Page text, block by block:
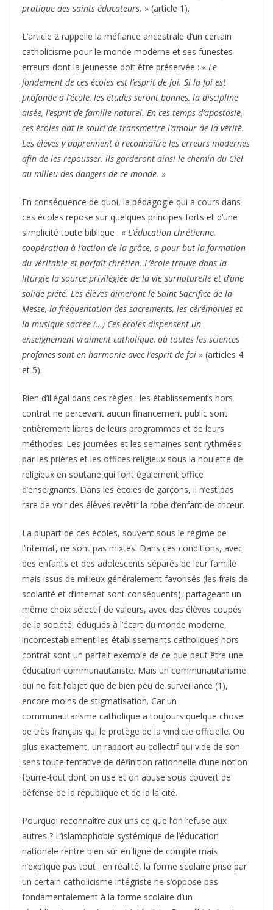
pratique des saints éducateurs. » (article 1).
L’article 2 rappelle la méfiance ancestrale d’un certain
catholicisme pour le monde moderne et ses funestes
erreurs dont la jeunesse doit être préservée : « Le
fondement de ces écoles est l’esprit de foi. Si la foi est
profonde à l’école, les études seront bonnes, la discipline
aisée, l’esprit de famille naturel. En ces temps d’apostasie,
ces écoles ont le souci de transmettre l’amour de la vérité.
Les élèves y apprennent à reconnaître les erreurs modernes
afin de les repousser, ils garderont ainsi le chemin du Ciel
au milieu des dangers de ce monde. »
En conséquence de quoi, la pédagogie qui a cours dans
ces écoles repose sur quelques principes forts et d’une
simplicité toute biblique : « L’éducation chrétienne,
coopération à l’action de la grâce, a pour but la formation
du véritable et parfait chrétien. L’école trouve dans la
liturgie la source privilégiée de la vie surnaturelle et d’une
solide piété. Les élèves aimeront le Saint Sacrifice de la
Messe, la fréquentation des sacrements, les cérémonies et
la musique sacrée (…) Ces écoles dispensent un
enseignement vraiment catholique, où toutes les sciences
profanes sont en harmonie avec l’esprit de foi » (articles 4
et 5).
Rien d’illégal dans ces règles : les établissements hors
contrat ne percevant aucun financement public sont
entièrement libres de leurs programmes et de leurs
méthodes. Les journées et les semaines sont rythmées
par les prières et les offices religieux sous la houlette de
religieux en soutane qui font également office
d’enseignants. Dans les écoles de garçons, il n’est pas
rare de voir des élèves revêtir la robe d’enfant de chœur.
La plupart de ces écoles, souvent sous le régime de
l’internat, ne sont pas mixtes. Dans ces conditions, avec
des enfants et des adolescents séparés de leur famille
mais issus de milieux généralement favorisés (les frais de
scolarité et d’internat sont conséquents), partageant un
même choix sélectif de valeurs, avec des élèves coupés
de la société, éduqués à l’écart du monde moderne,
incontestablement les établissements catholiques hors
contrat sont un parfait exemple de ce que peut être une
éducation communautariste. Mais un communautarisme
qui ne fait l’objet que de bien peu de surveillance (1),
encore moins de stigmatisation. Car un
communautarisme catholique a toujours quelque chose
de très français qui le protège de la vindicte officielle. Ou
plus exactement, un rapport au collectif qui vide de son
sens toute tentative de définition rationnelle d’une notion
fourre-tout dont on use et on abuse sous couvert de
défense de la république et de la laïcité.
Pourquoi reconnaître aux uns ce que l’on refuse aux
autres ? L’islamophobie systémique de l’éducation
nationale rentre bien sûr en ligne de compte mais
n’explique pas tout : en réalité, la forme scolaire prise par
un certain catholicisme intégriste ne s’oppose pas
fondamentalement à la forme scolaire d’un